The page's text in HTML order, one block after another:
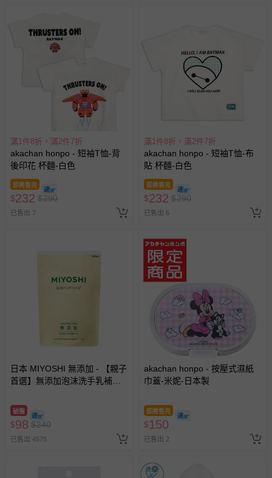
滿1件8折，滿2件7折
akachan honpo - 短袖T恤-背
後印花 杯麵-白色
即將售完
$232 $290
已售出 7
滿1件8折，滿2件7折
akachan honpo - 短袖T恤-布
貼 杯麵-白色
即將售完
$232 $290
已售出 6
日本 MIYOSHI 無添加 - 【親子
首選】無添加泡沫洗手乳補充
破盤
$98 $240
已售出 4575
akachan honpo - 按壓式濕紙
巾蓋-米妮-日本製
即將售完
$150
已售出 2